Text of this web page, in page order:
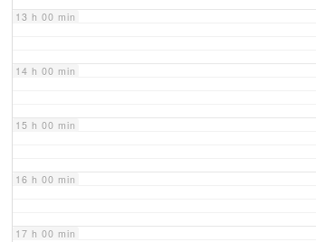
13 h 00 min
14 h 00 min
15 h 00 min
16 h 00 min
17 h 00 min